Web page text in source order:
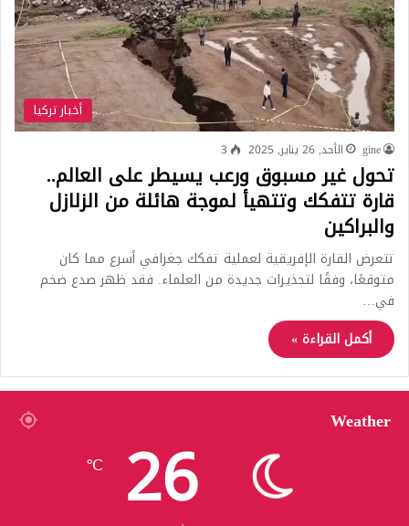
أخبار تركيا
gine الأحد, 26 يناير, 2025 3
تحول غير مسبوق ورعب يسيطر على العالم..
قارة تتفكك وتتهيأ لموجة هائلة من الزلازل
والبراكين
تتعرض القارة الإفريقية لعملية تفكك جغرافي أسرع مما كان
متوقعًا، وفقًا لتحذيرات جديدة من العلماء. فقد ظهر صدع ضخم
في…
أكمل القراءة »
Weather
26
℃